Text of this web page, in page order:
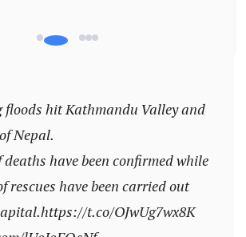
floods hit Kathmandu Valley and
Nepal.
have been confirmed while
rescues have been carried out
https://t.co/OJwUg7wx8K